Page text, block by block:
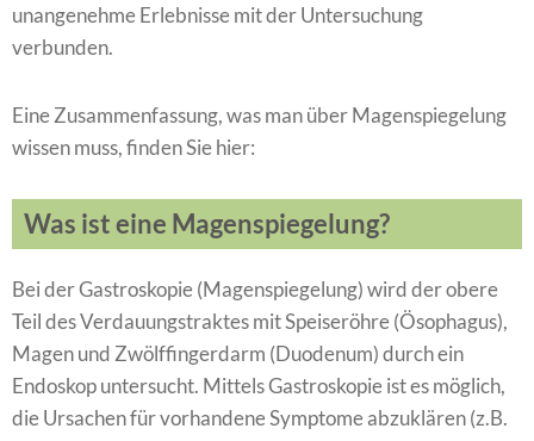
unangenehme Erlebnisse mit der Untersuchung
verbunden.
Eine Zusammenfassung, was man über Magenspiegelung
wissen muss, finden Sie hier:
Was ist eine Magenspiegelung?
Bei der Gastroskopie (Magenspiegelung) wird der obere
Teil des Verdauungstraktes mit Speiseröhre (Ösophagus),
Magen und Zwölffingerdarm (Duodenum) durch ein
Endoskop untersucht. Mittels Gastroskopie ist es möglich,
die Ursachen für vorhandene Symptome abzuklären (z.B.